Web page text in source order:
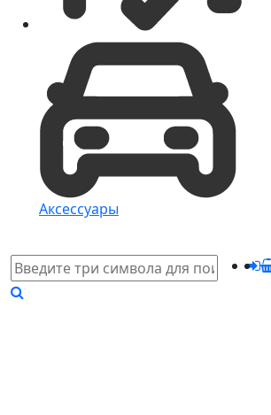
Аксессуары